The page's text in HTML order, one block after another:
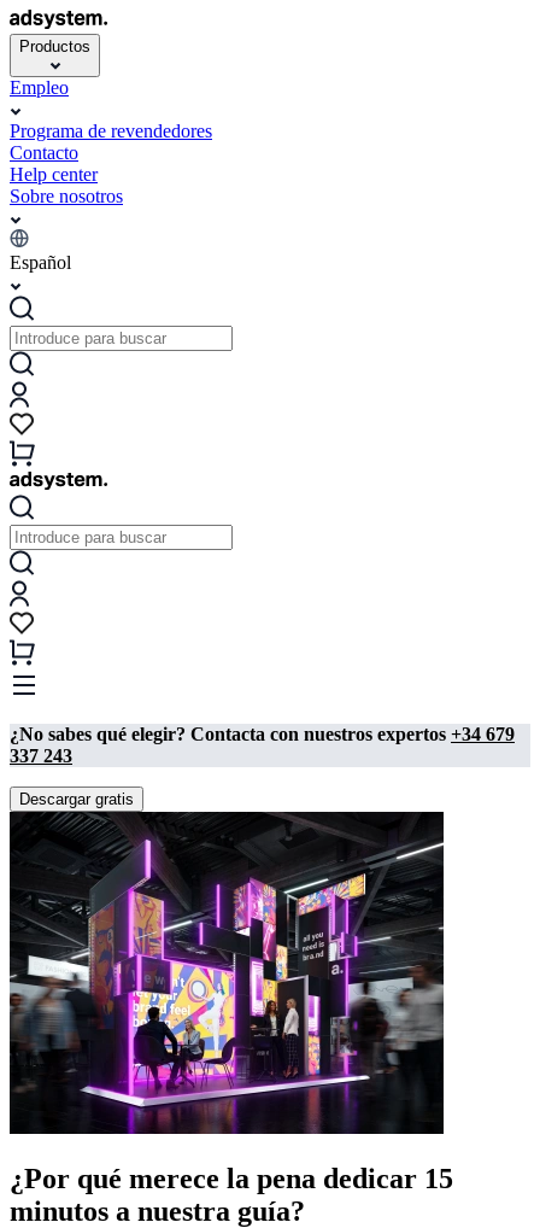
Productos
Empleo
Programa de revendedores
Contacto
Help center
Sobre nosotros
Español
¿No sabes qué elegir? Contacta con nuestros expertos +34 679
337 243
Descargar gratis
¿Por qué merece la pena dedicar 15
minutos a nuestra guía?